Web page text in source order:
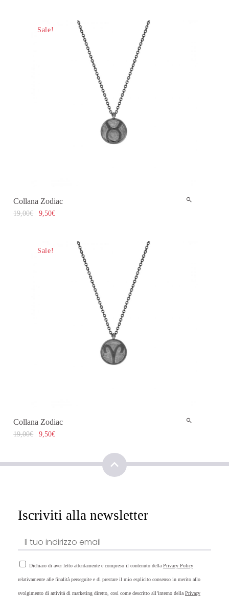
Sale!
Collana Zodiac
19,00€ 9,50€
Sale!
Collana Zodiac
19,00€ 9,50€
Iscriviti alla newsletter
Dichiaro di aver letto attentamente e compreso il contenuto della Privacy Policy
relativamente alle finalità perseguite e di prestare il mio esplicito consenso in merito allo
svolgimento di attività di marketing diretto, così come descritto all’interno della Privacy